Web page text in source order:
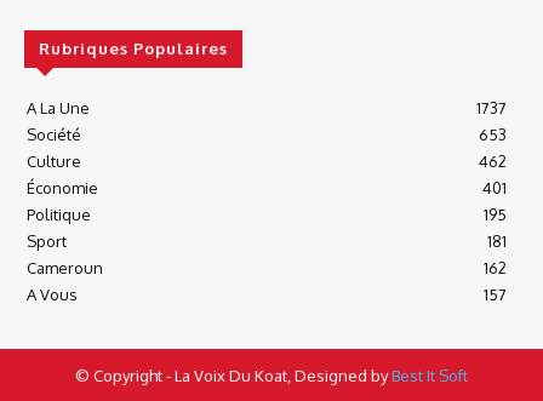
Rubriques Populaires
A La Une
1737
Société
653
Culture
462
Économie
401
Politique
195
Sport
181
Cameroun
162
A Vous
157
© Copyright - La Voix Du Koat, Designed byBest It Soft